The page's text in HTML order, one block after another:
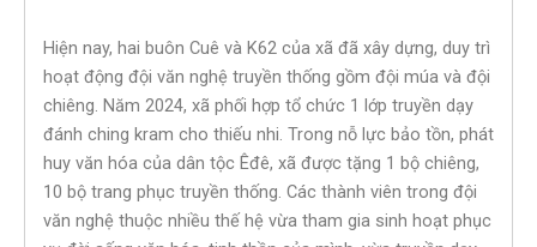
Hiện nay, hai buôn Cuê và K62 của xã đã xây dựng, duy trì
hoạt động đội văn nghệ truyền thống gồm đội múa và đội
chiêng. Năm 2024, xã phối hợp tổ chức 1 lớp truyền dạy
đánh ching kram cho thiếu nhi. Trong nỗ lực bảo tồn, phát
huy văn hóa của dân tộc Êđê, xã được tặng 1 bộ chiêng,
10 bộ trang phục truyền thống. Các thành viên trong đội
văn nghệ thuộc nhiều thế hệ vừa tham gia sinh hoạt phục